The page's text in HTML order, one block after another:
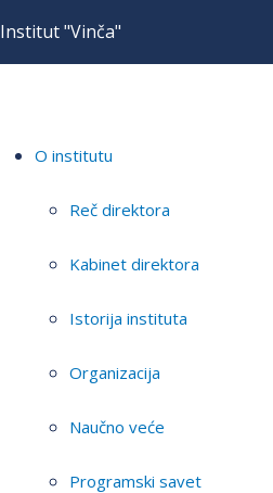
Institut "Vinča"
O institutu
Reč direktora
Kabinet direktora
Istorija instituta
Organizacija
Naučno veće
Programski savet